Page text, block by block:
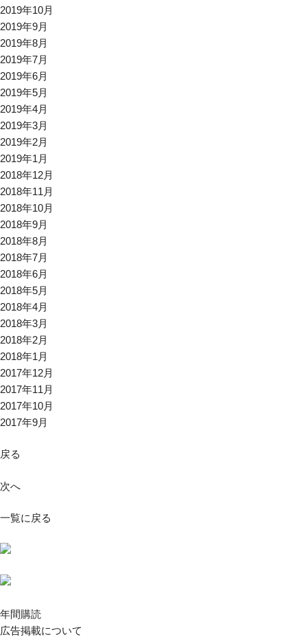
2019年10月
2019年9月
2019年8月
2019年7月
2019年6月
2019年5月
2019年4月
2019年3月
2019年2月
2019年1月
2018年12月
2018年11月
2018年10月
2018年9月
2018年8月
2018年7月
2018年6月
2018年5月
2018年4月
2018年3月
2018年2月
2018年1月
2017年12月
2017年11月
2017年10月
2017年9月
戻る
次へ
一覧に戻る
年間購読
広告掲載について